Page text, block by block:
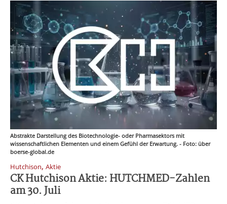
Abstrakte Darstellung des Biotechnologie- oder Pharmasektors mit
wissenschaftlichen Elementen und einem Gefühl der Erwartung. - Foto: über
boerse-global.de
Hutchison, Aktie
CK Hutchison Aktie: HUTCHMED-Zahlen
am 30. Juli